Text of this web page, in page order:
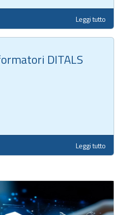
Leggi tutto
DITALS
Leggi tutto